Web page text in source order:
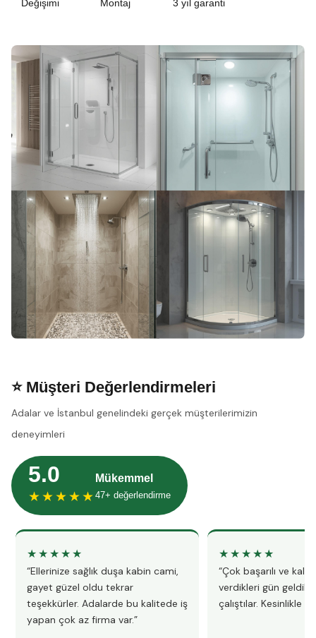
Değişimi Montaj 3 yıl garanti
⭐ Müşteri Değerlendirmeleri
Adalar ve İstanbul genelindeki gerçek müşterilerimizin
deneyimleri
5.0
★★★★★
Mükemmel
47+ değerlendirme
★★★★★
“Ellerinize sağlık duşa kabin cami,
gayet güzel oldu tekrar
teşekkürler. Adalarde bu kalitede iş
yapan çok az firma var.”
★★★★★
“Çok başarılı ve
verdikleri gün
çalıştılar. Kesinlikle